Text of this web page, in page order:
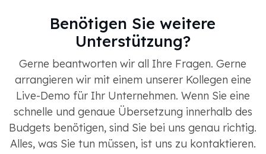
Benötigen Sie weitere
Unterstützung?
Gerne beantworten wir all Ihre Fragen. Gerne
arrangieren wir mit einem unserer Kollegen eine
Live-Demo für Ihr Unternehmen. Wenn Sie eine
schnelle und genaue Übersetzung innerhalb des
Budgets benötigen, sind Sie bei uns genau richtig.
Alles, was Sie tun müssen, ist uns zu kontaktieren.